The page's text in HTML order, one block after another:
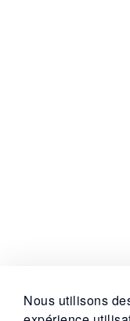
Nous utilisons